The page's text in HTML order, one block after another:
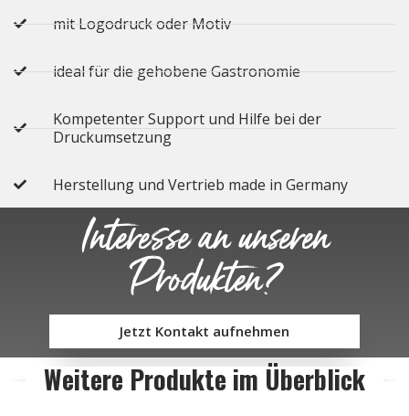
mit Logodruck oder Motiv
ideal für die gehobene Gastronomie
Kompetenter Support und Hilfe bei der
Druckumsetzung
Herstellung und Vertrieb made in Germany
Interesse an unseren
Produkten?
Jetzt Kontakt aufnehmen
Weitere Produkte im Überblick